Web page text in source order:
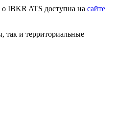
IBKR ATS доступна на сайте
так и территориальные